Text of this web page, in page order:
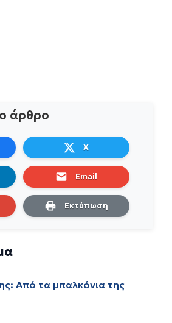
άρθρο
X
Email
Εκτύπωση
Από τα μπαλκόνια της